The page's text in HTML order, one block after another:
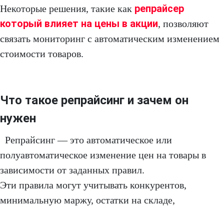
Некоторые решения, такие как репрайсер
который влияет на цены в акции, позволяют
связать мониторинг с автоматическим изменением
стоимости товаров.
Что такое репрайсинг и зачем он
нужен
Репрайсинг — это автоматическое или
полуавтоматическое изменение цен на товары в
зависимости от заданных правил.
Эти правила могут учитывать конкурентов,
минимальную маржу, остатки на складе,